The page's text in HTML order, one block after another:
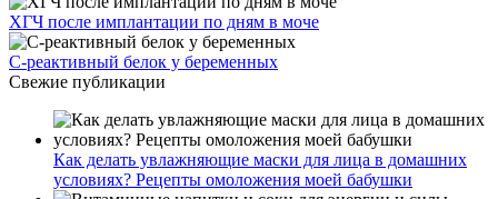
ХГЧ после имплантации по дням в моче
С-реактивный белок у беременных
Свежие публикации
Как делать увлажняющие маски для лица в домашних
условиях? Рецепты омоложения моей бабушки